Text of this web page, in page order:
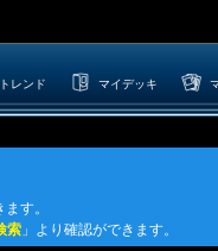
トレンド マイデッキ
す。
索 」より確認ができます。